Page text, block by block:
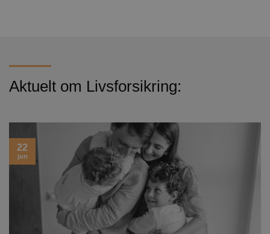
Aktuelt om Livsforsikring:
22
jun